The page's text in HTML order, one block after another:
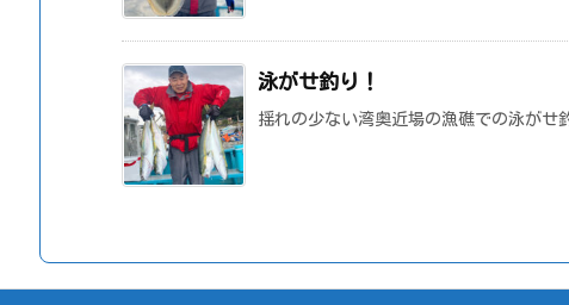
泳がせ釣り！
揺れの少ない湾奥近場の漁礁での泳がせ